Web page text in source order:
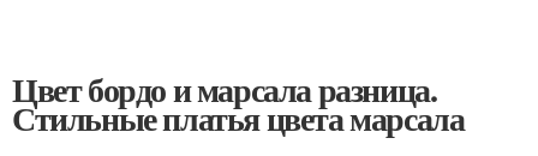
Цвет бордо и марсала разница.
Стильные платья цвета марсала